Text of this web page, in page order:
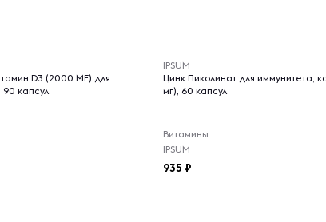
образ жизни, и тех,
лучей и
D3 (2000 МЕ) для
90 капсул
IPSUM
Цинк Пиколинат для иммунитета,
мг), 60 капсул
Витамины
IPSUM
935